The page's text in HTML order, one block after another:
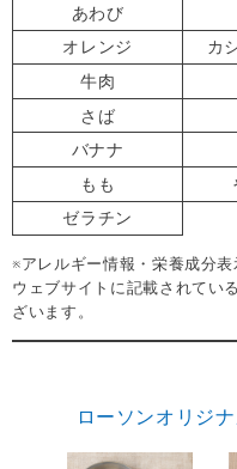
あわび
オレンジ
カ
牛肉
さば
バナナ
もも
ゼラチン
※アレルギー情報・栄養成分
ウェブサイトに記載されてい
ざいます。
ローソンオリジ